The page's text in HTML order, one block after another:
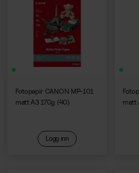
Fotopapir CANON MP-101
matt A3 170g (40)
Logg inn
matt